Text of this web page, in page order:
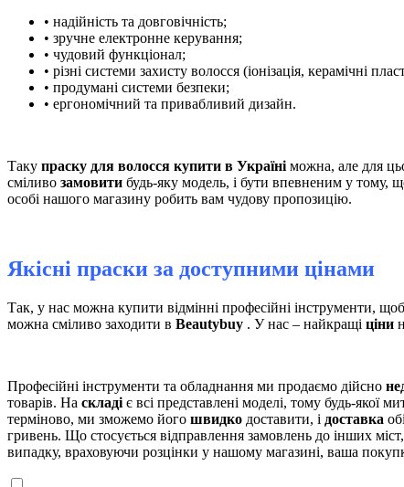
• надійність та довговічність;
• зручне електронне керування;
• чудовий функціонал;
• різні системи захисту волосся (іонізація, керамічні
• продумані системи безпеки;
• ергономічний та привабливий дизайн.
Таку праску для волосся купити в Україні можна, але для
сміливо замовити будь-яку модель, і бути впевненим у тому,
особі нашого магазину робить вам чудову пропозицію.
Якісні праски за доступними цінами
Так, у нас можна купити відмінні професійні інструменти,
можна сміливо заходити в Beautybuy . У нас – найкращі ціни
Професійні інструменти та обладнання ми продаємо дійсно
товарів. На складі є всі представлені моделі, тому будь-якої
терміново, ми зможемо його швидко доставити, і доставка
гривень. Що стосується відправлення замовлень до інших
випадку, враховуючи розцінки у нашому магазині, ваша